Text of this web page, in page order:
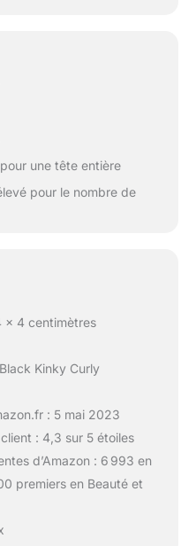
une tête entière
pour le nombre de
x 4 centimètres
Kinky Curly
: 5 mai 2023
: 4,3 sur 5 étoiles
d’Amazon : 6 993 en
premiers en Beauté et